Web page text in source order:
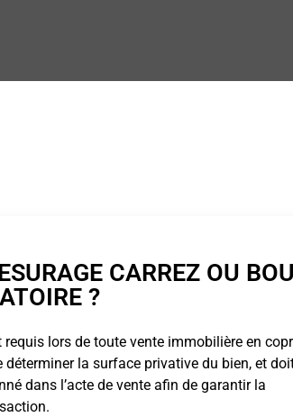
CARREZ OU
?
requis lors de toute vente immobilière en
déterminer la surface privative du bien, et
dans l’acte de vente afin de garantir la